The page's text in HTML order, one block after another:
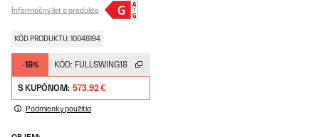
Informačný list o produkte
KÓD PRODUKTU: 10046194
-18% KÓD: FULLSWING18
S KUPÓNOM: 573,92 €
Podmienky použitia